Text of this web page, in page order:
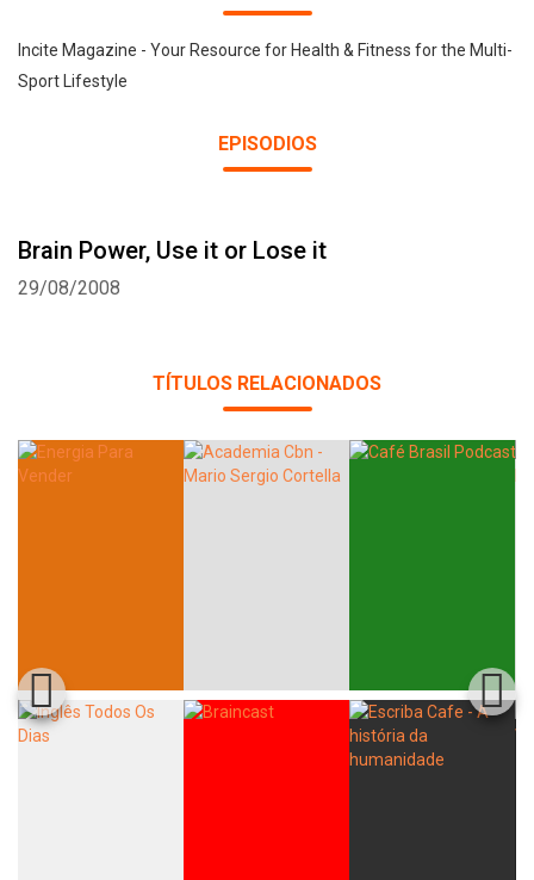
Incite Magazine - Your Resource for Health & Fitness for the Multi-
Sport Lifestyle
EPISODIOS
Brain Power, Use it or Lose it
29/08/2008
TÍTULOS RELACIONADOS